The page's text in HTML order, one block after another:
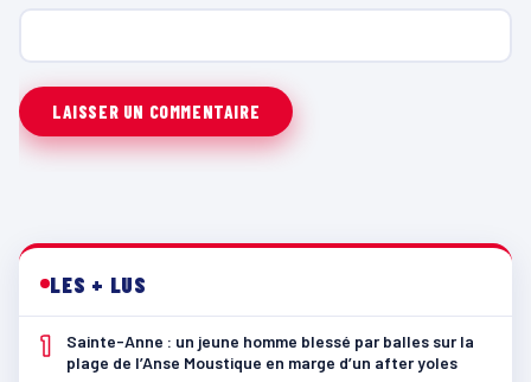
LES + LUS
1
Sainte-Anne : un jeune homme blessé par balles sur la
plage de l’Anse Moustique en marge d’un after yoles